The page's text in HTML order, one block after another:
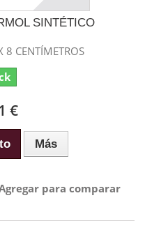
SINTÉTICO
8 CENTÍMETROS
€
Más
para comparar